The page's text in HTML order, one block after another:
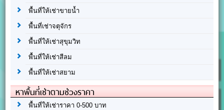
พื้นที่ให้เช่าขายน้ำ
พื้นที่เช่าจตุจักร
พื้นที่ให้เช่าสุขุมวิท
พื้นที่ให้เช่าสีลม
พื้นที่ให้เช่าสยาม
หาพื้นที่เช่าตามช่วงราคา
พื้นที่ให้เช่าราคา 0-500 บาท